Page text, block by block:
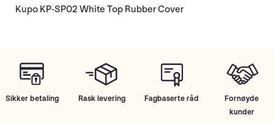
Kupo KP-SP02 White Top Rubber Cover
Sikker betaling Rask levering Fagbaserte råd
Fornøyde
kunder